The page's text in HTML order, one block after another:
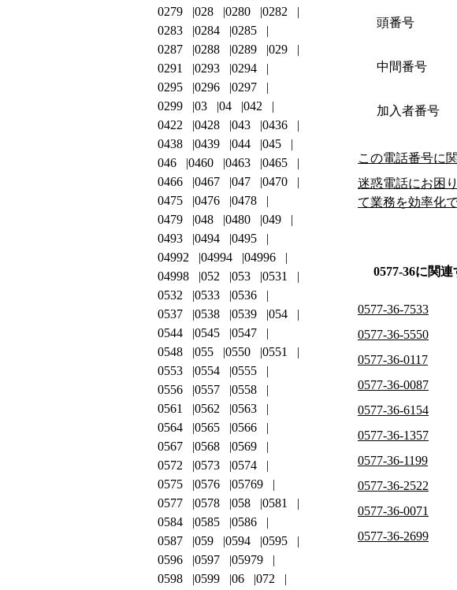
頭番号
中間番号
加入者番号
この電話番号に
迷惑電話にお困
て業務を効率化
0577-36に関
0577-36-7533
0577-36-5550
0577-36-0117
0577-36-0087
0577-36-6154
0577-36-1357
0577-36-1199
0577-36-2522
0577-36-0071
0577-36-2699
0279
028 0280
0282
0283
0284
0285
0287
0288 0289
029
0291
0293
0294
0295
0296
0297
0299
03 04
042
0422
0428 043
0436
0438
0439 044
045
046
0460 0463
0465
0466
0467 047
0470
0475
0476
0478
0479
048 0480
049
0493
0494
0495
04992
04994
04996
04998
052 053
0531
0532
0533
0536
0537
0538 0539
054
0544
0545
0547
0548
055 0550
0551
0553
0554
0555
0556
0557
0558
0561
0562
0563
0564
0565
0566
0567
0568
0569
0572
0573
0574
0575
0576
05769
0577
0578 058
0581
0584
0585
0586
0587
059 0594
0595
0596
0597
05979
0598
0599 06
072